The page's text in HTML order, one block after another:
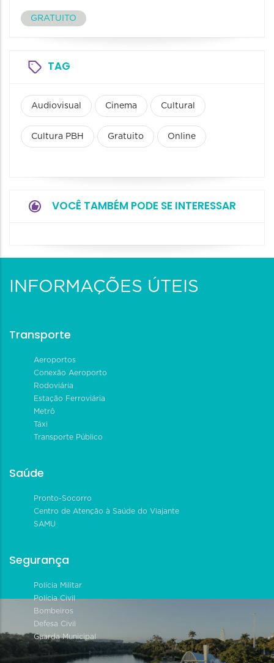
GRATUITO
TAG
Audiovisual Cinema Cultural
Cultura PBH Gratuito Online
VOCÊ TAMBÉM PODE SE INTERESSAR
INFORMAÇÕES ÚTEIS
Transporte
Aeroportos
Conexão Aeroporto
Rodoviária
Estação Ferroviária
Metrô
Táxi
Transporte Público
Saúde
Pronto-Socorro
Centro de Atenção à Saúde do Viajante
SAMU
Segurança
Polícia Militar
Polícia Civil
Bombeiros
Defesa Civil
Guarda Municipal